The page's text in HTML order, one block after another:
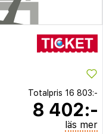
Totalpris 16 803:-
8 402:-
läs mer